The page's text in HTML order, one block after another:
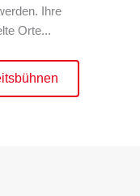
Ihre
Orte...